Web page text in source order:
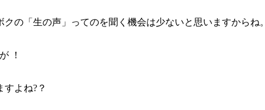
の「生の声」ってのを聞く機会は少ないと思いますからね。
！
よね?？